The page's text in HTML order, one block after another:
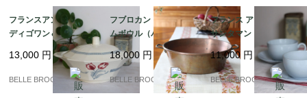
フランスアンティーク
ディゴワン＆サルグミ
ンヌ / TULIPES 蓋付き
チュリーン 赤いチュー
リップ柄 1920-50年頃
｜フランス発送（到着
13,000 円
BELLE BROCANTE
フブロカント 銅製ジャ
ムボウル（バサン・
ア・コンフィチュー
ル）｜フランス発送
（到着まで2-3週間）
18,000 円
BELLE BROCANTE
フランス アンティーク
サンタマン（Saint-Am
and）MDL 風車刻印 ペ
アのカップ＆ソーサー
淡いブルーの陶器｜フ
ランス発送（到着まで2
11,000 円
BELLE BROCANTE